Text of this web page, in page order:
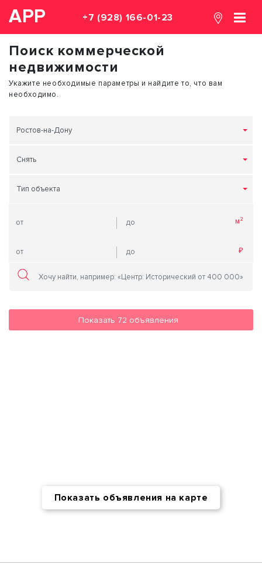
АРР +7 (928) 166-01-23
Поиск коммерческой
недвижимости
Укажите необходимые параметры и найдите то, что вам
необходимо.
Ростов-на-Дону
Снять
Тип объекта
Показать 72 объявления
Показать объявления на карте